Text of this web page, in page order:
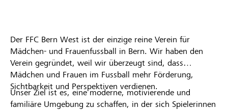
Partner / Raiffeisenbank
Anmelden
Der FFC Bern West ist der einzige reine Verein für
Mädchen- und Frauenfussball in Bern. Wir haben den
Verein gegründet, weil wir überzeugt sind, dass
Mädchen und Frauen im Fussball mehr Förderung,
Sichtbarkeit und Perspektiven verdienen.
Unser Ziel ist es, eine moderne, motivierende und
familiäre Umgebung zu schaffen, in der sich Spielerinnen